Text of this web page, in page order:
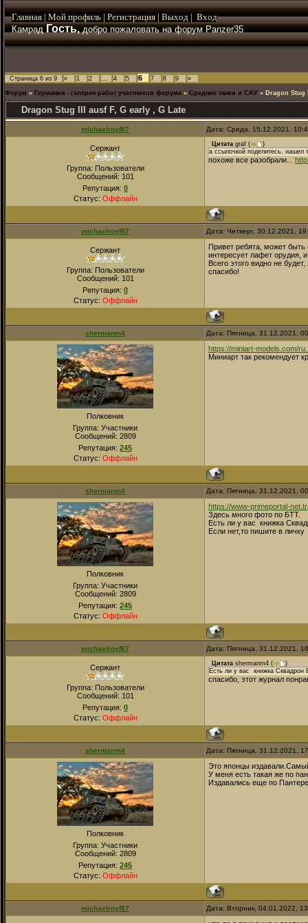
Главная | Мой профиль | Регистрация | Выход | Вход
КамрадГость,добро пожаловать на форум Panzer35
Страница 6 из 9 « 1 2 … 4 5 6 7 8 9 »
Форум » Германия - галерея работ участников форума » Средние танки и САУ » Dragon Stug
Dragon Stug III ausf F, G early , G Late
michaelroyf87 Дата: Среда, 15.12.2021,
Сержант
Группа: Пользователи
Сообщений: 101
Репутация: 0
Статус: Оффлайн
Цитата graf (
)
а ссылочкой поделитесь, нашел
похоже все разобрали...
michaelroyf87 Дата: Четверг, 30.12.2021,
Сержант
Группа: Пользователи
Сообщений: 101
Репутация: 0
Статус: Оффлайн
Привет ребята, может быть
интересует лафет орудия,
Всего этого видно не
спасибо!
shermanm4 Дата: Пятница, 31.12.2021,
Полковник
Группа: Участники
Сообщений: 2809
Репутация: 245
Статус: Оффлайн
https://miniart-models.com/
Миниарт так рекомендует
shermanm4 Дата: Пятница, 31.12.2021,
Полковник
Группа: Участники
Сообщений: 2809
Репутация: 245
Статус: Оффлайн
https://www-primeportal-
Здесь много фото по БТТ.
Есть ли у вас книжка
Если нет,то пишите в
michaelroyf87 Дата: Пятница, 31.12.2021,
Сержант
Группа: Пользователи
Сообщений: 101
Репутация: 0
Статус: Оффлайн
Цитата shermanm4 (
)
Есть ли у вас книжка Сквадрон
спасибо, этот журнал
shermanm4 Дата: Пятница, 31.12.2021,
Полковник
Группа: Участники
Сообщений: 2809
Репутация: 245
Статус: Оффлайн
Это японцы
У меня есть такая же по
Издавались еще по
michaelroyf87 Дата: Вторник, 04.01.2022,